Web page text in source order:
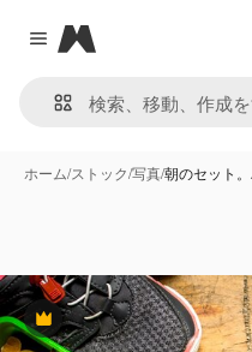
Close menu
Magnific
ホーム/ストック/写真/朝のセット
Premium